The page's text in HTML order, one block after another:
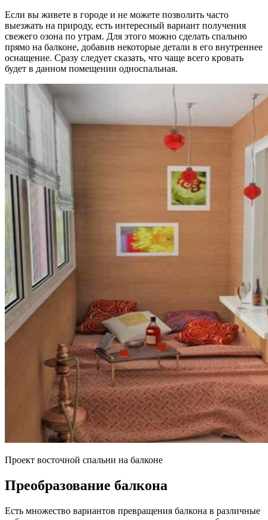
Если вы живете в городе и не можете позволить часто
выезжать на природу, есть интересный вариант получения
свежего озона по утрам. Для этого можно сделать спальню
прямо на балконе, добавив некоторые детали в его внутреннее
оснащение. Сразу следует сказать, что чаще всего кровать
будет в данном помещении односпальная.
Проект восточной спальни на балконе
Преобразование балкона
Есть множество вариантов превращения балкона в различные